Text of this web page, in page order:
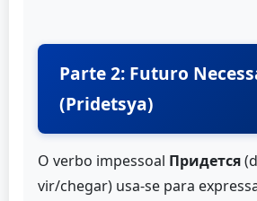
Parte 2: Futuro
(Pridetsya)
O verbo impessoal Придется
vir/chegar) usa-se para